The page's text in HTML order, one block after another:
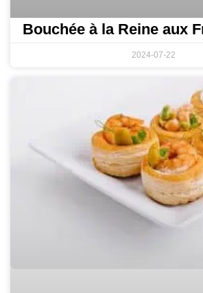
Bouchée à la Reine aux
2024-07-22